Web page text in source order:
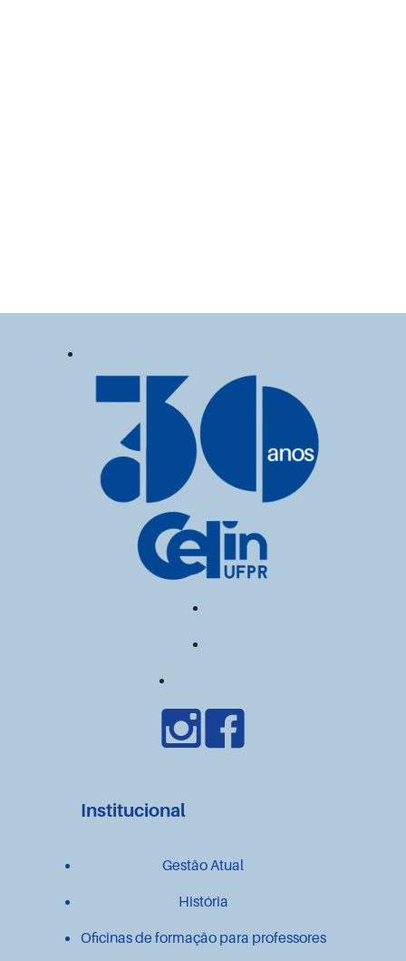
Institucional
Gestão Atual
História
Oficinas de formação para professores